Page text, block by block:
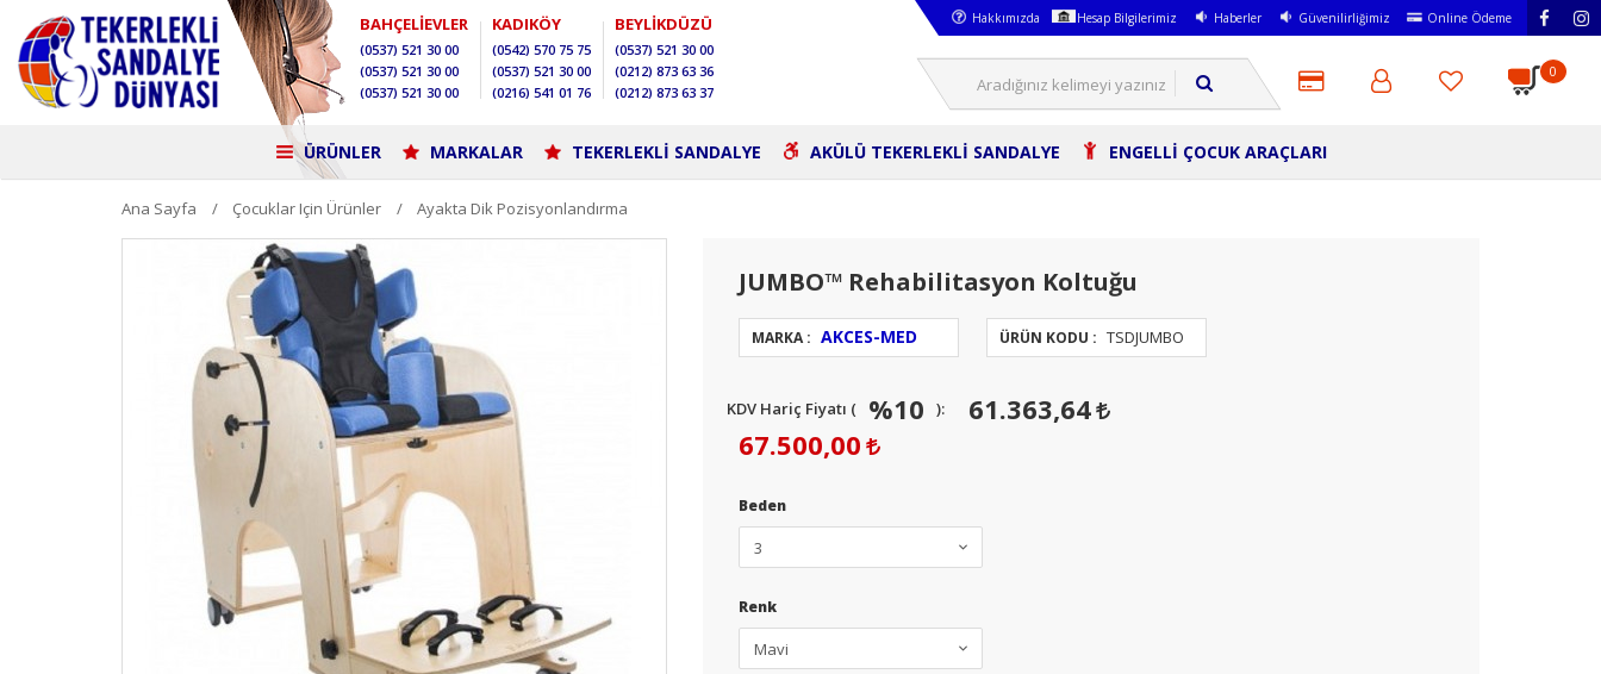
BAHÇELİEVLER
(0537) 521 30 00
(0537) 521 30 00
(0537) 521 30 00
KADIKÖY
(0542) 570 75 75
(0537) 521 30 00
(0216) 541 01 76
BEYLİKDÜZÜ
(0537) 521 30 00
(0212) 873 63 36
(0212) 873 63 37
Hakkımızda Hesap Bilgilerimiz Haberler Güvenilirliğimiz Online Ödeme
0
ÜRÜNLER MARKALAR TEKERLEKLİ SANDALYE AKÜLÜ TEKERLEKLİ SANDALYE ENGELLİ ÇOCUK ARAÇLARI
Ana Sayfa Çocuklar Için Ürünler Ayakta Dik Pozisyonlandırma
JUMBO™ Rehabilitasyon Koltuğu
MARKA : AKCES-MED ÜRÜN KODU : TSDJUMBO
KDV Hariç Fiyatı ( %10 ):
61.363,64
67.500,00
Beden
Renk